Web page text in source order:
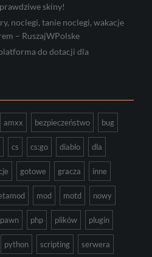
skiny!
noclegi, tanie noclegi, wakacje
– RuszajWPolske
do dotacji dla
amxx bezpieczeństwo bug
cs cs:go diablo dla
gotowe gracza inne
mod motd nowy
pawn php plików plugin
python scripting serwera